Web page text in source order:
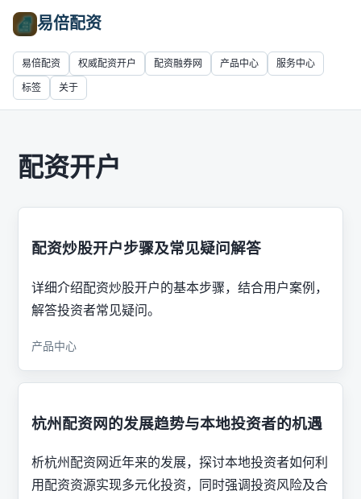
易倍配资
易倍配资 权威配资开户 配资融券网 产品中心 服务中心
标签 关于
配资开户
配资炒股开户步骤及常见疑问解答
详细介绍配资炒股开户的基本步骤，结合用户案例，
解答投资者常见疑问。
产品中心
杭州配资网的发展趋势与本地投资者的机遇
析杭州配资网近年来的发展，探讨本地投资者如何利
用配资资源实现多元化投资，同时强调投资风险及合